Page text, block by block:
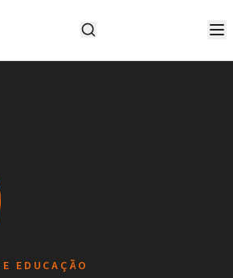
EDUCAÇÃO